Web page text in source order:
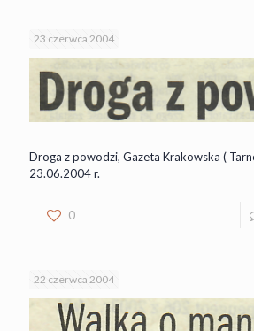
23 czerwca 2004
Droga z powodzi, Gazeta Krakowska (
23.06.2004 r.
0
22 czerwca 2004